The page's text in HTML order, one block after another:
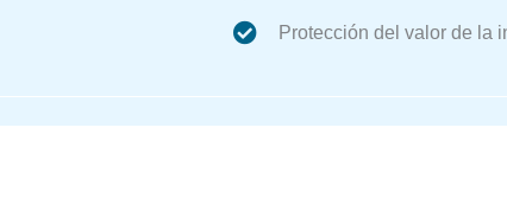
Protección del valor de la